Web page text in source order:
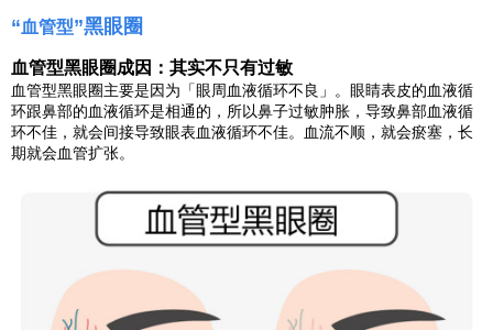
“血管型”黑眼圈
血管型黑眼圈成因：其实不只有过敏
血管型黑眼圈主要是因为「眼周血液循环不良」。眼睛表皮的血液循
环跟鼻部的血液循环是相通的，所以鼻子过敏肿胀，导致鼻部血液循
环不佳，就会间接导致眼表血液循环不佳。血流不顺，就会瘀塞，长
期就会血管扩张。